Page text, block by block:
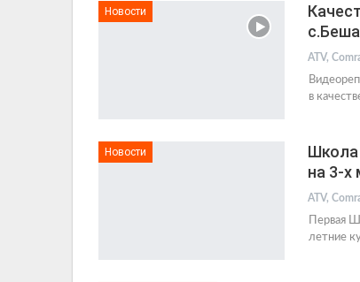
Новости
ATV,
в
Новости
Школа
на 3-х
ATV,
Первая
летние